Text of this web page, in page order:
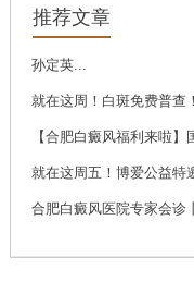
刘
业
推荐文章
孙定英...
就在这周！白斑免费普查
【合肥白癜风福利来啦】
就在这周五！博爱公益特
合肥白癜风医院专家会诊